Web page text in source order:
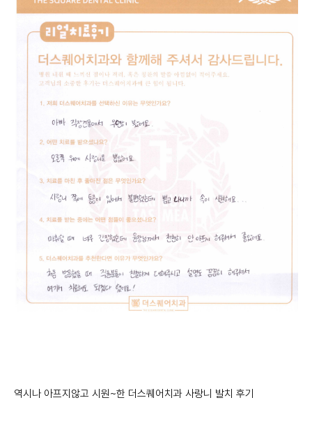
역시나 아프지않고 시원~한 더스퀘어치과 사랑니 발치 후기